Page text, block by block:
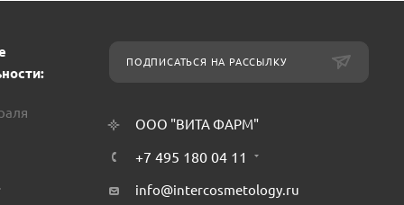
ПОДПИСАТЬСЯ НА РАССЫЛКУ
ООО "ВИТА ФАРМ"
+7 495 180 04 11
info@intercosmetology.ru